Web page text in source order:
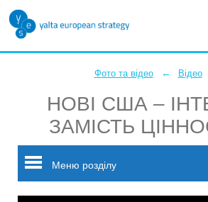
Фото та відео ← Відео
НОВІ США –
ЗАМІСТЬ
Меню розділу